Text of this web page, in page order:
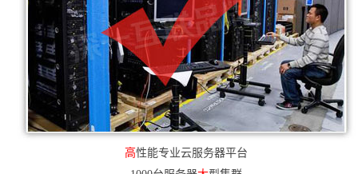
高性能专业云服务器平台